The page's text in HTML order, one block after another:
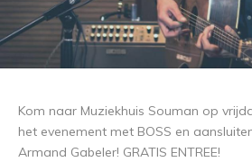
Kom naar Muziekhuis Souman op
het evenement met BOSS en
Armand Gabeler! GRATIS ENTREE!